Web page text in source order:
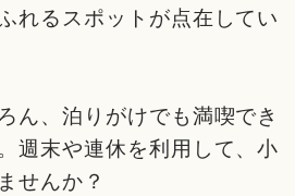
れるスポットが点在してい
ん、泊りがけでも満喫でき
週末や連休を利用して、小
せんか？